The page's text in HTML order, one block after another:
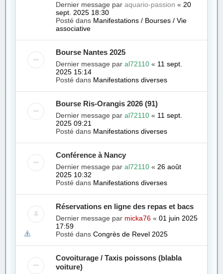
Dernier message paraquario-passion « 20
sept. 2025 18:30
Posté dans Manifestations / Bourses / Vie
associative
Bourse Nantes 2025
Dernier message paral72110 « 11 sept.
2025 15:14
Posté dans Manifestations diverses
Bourse Ris-Orangis 2026 (91)
Dernier message paral72110 « 11 sept.
2025 09:21
Posté dans Manifestations diverses
Conférence à Nancy
Dernier message paral72110 « 26 août
2025 10:32
Posté dans Manifestations diverses
Réservations en ligne des repas et bacs
Dernier message par micka76 «01 juin 2025
17:59
Posté dansCongrès de Revel 2025
Covoiturage / Taxis poissons (blabla
voiture)